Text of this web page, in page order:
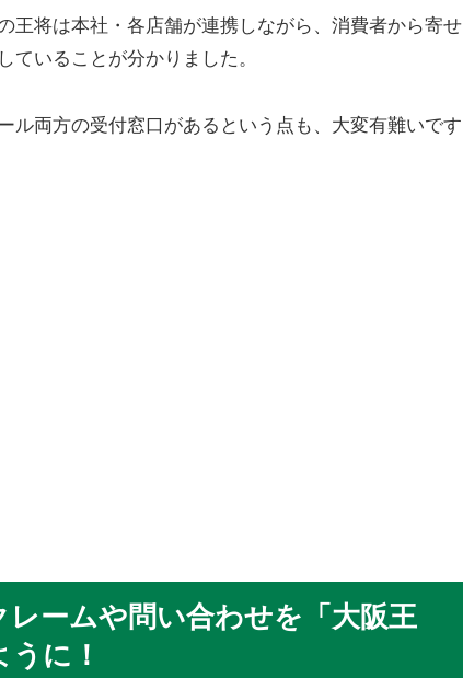
王将は本社・各店舗が連携しながら、消費者から寄せ
ていることが分かりました。
ル両方の受付窓口があるという点も、大変有難いです
レームや問い合わせを「大阪王
に！